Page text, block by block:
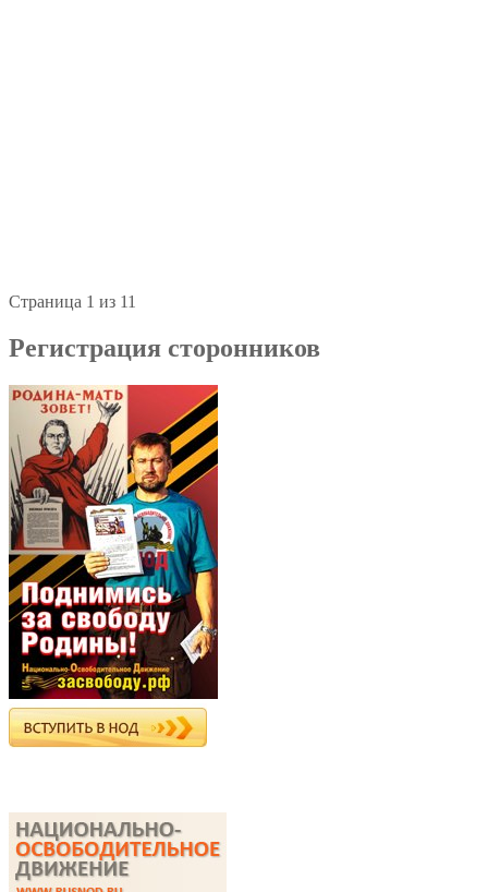
Страница 1 из 11
Регистрация сторонников